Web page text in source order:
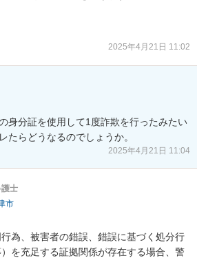
2025年4月21日 11:02
身分証を使用して1度詐欺を行ったみたい
たらどうなるのでしょうか。
2025年4月21日 11:04
士
市
為、被害者の錯誤、錯誤に基づく処分行
を充足する証拠関係が存在する場合、警